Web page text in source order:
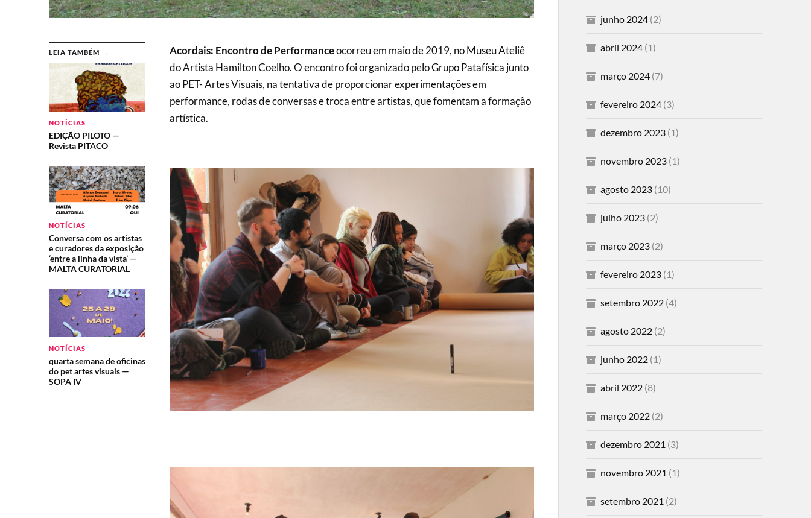
LEIA TAMBÉM →
NOTÍCIAS
EDIÇÃO PILOTO —
Revista PITACO
NOTÍCIAS
Conversa com os artistas
e curadores da exposição
‘entre a linha da vista’ —
MALTA CURATORIAL
NOTÍCIAS
quarta semana de oficinas
do pet artes visuais —
SOPA IV
Acordais: Encontro de Performanceocorreu em maio de 2019, no Museu Ateliê
do Artista Hamilton Coelho. O encontro foi organizado pelo Grupo Patafísica junto
ao PET- Artes Visuais, na tentativa de proporcionar experimentações em
performance, rodas de conversas e troca entre artistas, que fomentam a formação
artística.
junho 2024(2)
abril 2024(1)
março 2024(7)
fevereiro 2024(3)
dezembro 2023(1)
novembro 2023(1)
agosto 2023(10)
julho 2023(2)
março 2023(2)
fevereiro 2023(1)
setembro 2022(4)
agosto 2022(2)
junho 2022(1)
abril 2022(8)
março 2022(2)
dezembro 2021 (3)
novembro 2021 (1)
setembro 2021 (2)